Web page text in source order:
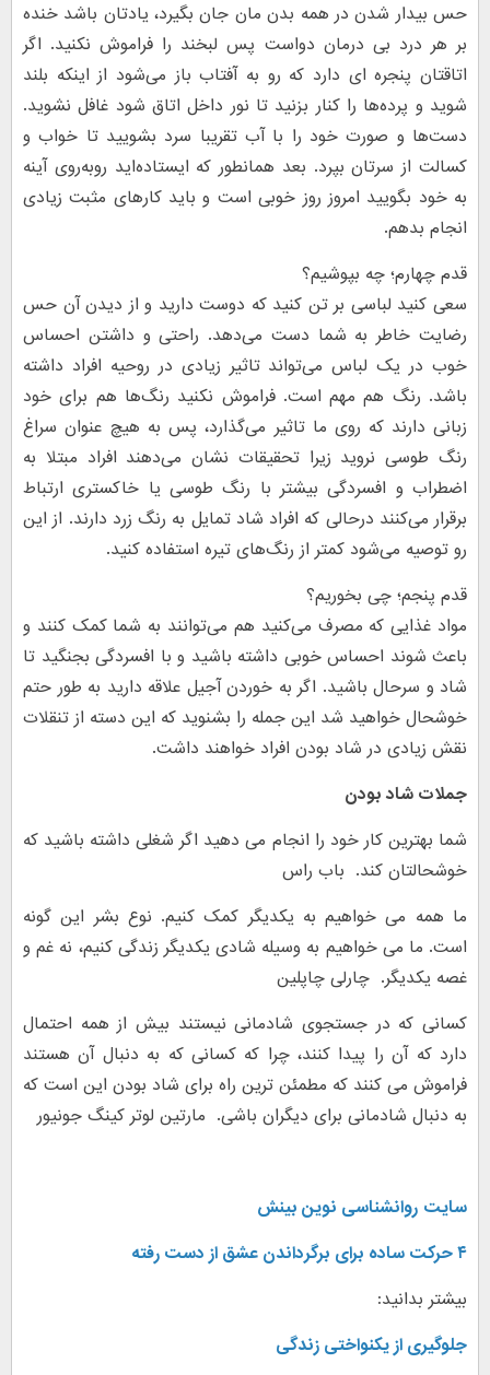
حس بیدار شدن در همه بدن مان جان بگیرد، یادتان باشد خنده
بر هر درد بی درمان دواست پس لبخند را فراموش نکنید. اگر
اتاقتان پنجره ای دارد که رو به آفتاب باز می‌شود از اینکه بلند
شوید و پرده‌ها را کنار بزنید تا نور داخل اتاق شود غافل نشوید.
دست‌ها و صورت خود را با آب تقریبا سرد بشویید تا خواب و
کسالت از سرتان بپرد. بعد همانطور که ایستاده‌اید روبه‌روی آینه
به خود بگویید امروز روز خوبی است و باید کارهای مثبت زیادی
انجام بدهم.
قدم چهارم؛ چه بپوشیم؟
سعی کنید لباسی بر تن کنید که دوست دارید و از دیدن آن حس
رضایت خاطر به شما دست می‌دهد. راحتی و داشتن احساس
خوب در یک لباس می‌تواند تاثیر زیادی در روحیه افراد داشته
باشد. رنگ هم مهم است. فراموش نکنید رنگ‌ها هم برای خود
زبانی دارند که روی ما تاثیر می‌گذارد، پس به هیچ عنوان سراغ
رنگ طوسی نروید زیرا تحقیقات نشان می‌دهند افراد مبتلا به
اضطراب و افسردگی بیشتر با رنگ طوسی یا خاکستری ارتباط
برقرار می‌کنند درحالی که افراد شاد تمایل به رنگ زرد دارند. از این
رو توصیه می‌شود کمتر از رنگ‌های تیره استفاده کنید.
قدم پنجم؛ چی بخوریم؟
مواد غذایی که مصرف می‌کنید هم می‌توانند به شما کمک کنند و
باعث شوند احساس خوبی داشته باشید و با افسردگی بجنگید تا
شاد و سرحال باشید. اگر به خوردن آجیل علاقه دارید به طور حتم
خوشحال خواهید شد این جمله را بشنوید که این دسته از تنقلات
نقش زیادی در شاد بودن افراد خواهند داشت.
جملات شاد بودن
شما بهترین کار خود را انجام می دهید اگر شغلی داشته باشید که
خوشحالتان کند. باب راس
ما همه می خواهیم به یکدیگر کمک کنیم. نوع بشر این گونه
است. ما می خواهیم به وسیله شادی یکدیگر زندگی کنیم، نه غم و
غصه یکدیگر. چارلی چاپلین
کسانی که در جستجوی شادمانی نیستند بیش از همه احتمال
دارد که آن را پیدا کنند، چرا که کسانی که به دنبال آن هستند
فراموش می کنند که مطمئن ترین راه برای شاد بودن این است که
به دنبال شادمانی برای دیگران باشی. مارتین لوتر کینگ جونیور
سایت روانشناسی نوین بینش
۴ حرکت ساده برای برگرداندن عشق از دست رفته
بیشتر بدانید:
جلوگیری از یکنواختی زندگی